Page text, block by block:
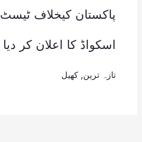
پاکستان کیخلاف ٹیسٹ
اسکواڈ کا اعلان کر دیا
تازہ ترین کھیل